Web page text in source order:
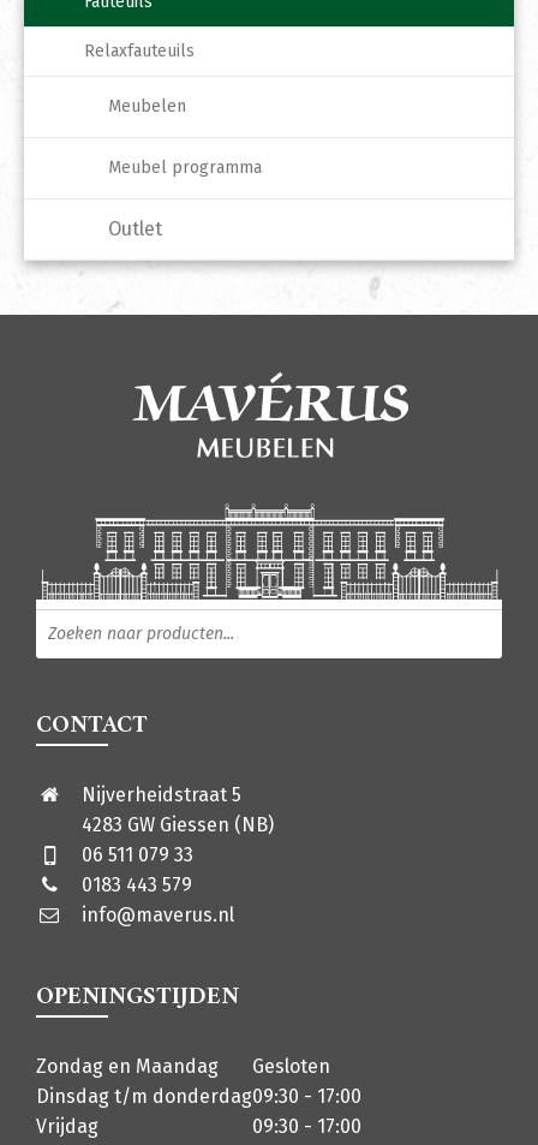
Relaxfauteuils
Meubelen
Meubel programma
Outlet
Producten zoeken
CONTACT
Nijverheidstraat 5
4283 GW Giessen (NB)
06 511 079 33
0183 443 579
info@maverus.nl
OPENINGSTIJDEN
Zondag en Maandag
Gesloten
Dinsdag t/m donderdag09:30 - 17:00
Vrijdag
09:30 - 17:00